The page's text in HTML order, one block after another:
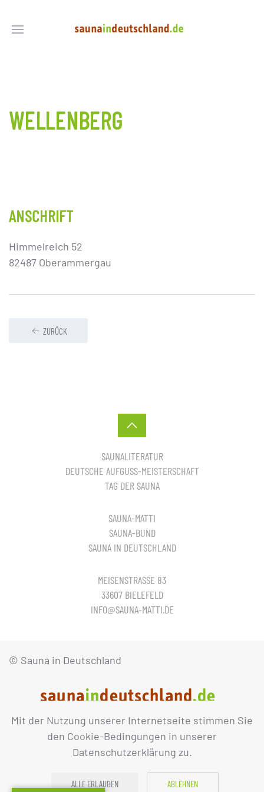
Mit der Nutzung unserer Internetseite stimmen Sie
den Cookie-Bedingungen in unserer
Datenschutzerklärung zu.
ALLE ERLAUBEN ABLEHNEN
WELLENBERG
ANSCHRIFT
Himmelreich 52
82487 Oberammergau
ZURÜCK
SAUNALITERATUR
DEUTSCHE AUFGUSS-MEISTERSCHAFT
TAG DER SAUNA
SAUNA-MATTI
SAUNA-BUND
SAUNA IN DEUTSCHLAND
MEISENSTRASSE 83
33607 BIELEFELD
INFO@SAUNA-MATTI.DE
© Sauna in Deutschland
IMPRESSUM DATENSCHUTZ